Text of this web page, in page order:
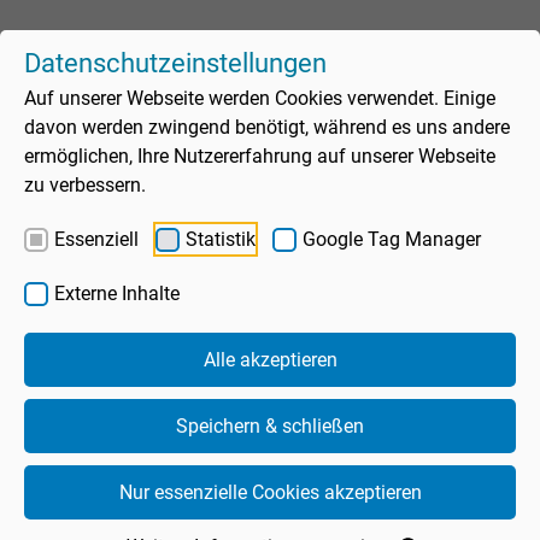
Datenschutzeinstellungen
Auf unserer Webseite werden Cookies verwendet. Einige
davon werden zwingend benötigt, während es uns andere
ermöglichen, Ihre Nutzererfahrung auf unserer Webseite
zu verbessern.
Essenziell Statistik Google Tag Manager
Externe Inhalte
Alle akzeptieren
Speichern & schließen
Nur essenzielle Cookies akzeptieren
Assistent
Schwimmbad
Sauna
Wellness
Freizeitangebote